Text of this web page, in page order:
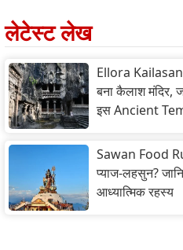
लेटेस्ट लेख
Ellora
बना कैलाश मंदिर,
इस Ancient
Sawan Food
प्याज-लहसुन?
आध्यात्मिक रहस्य